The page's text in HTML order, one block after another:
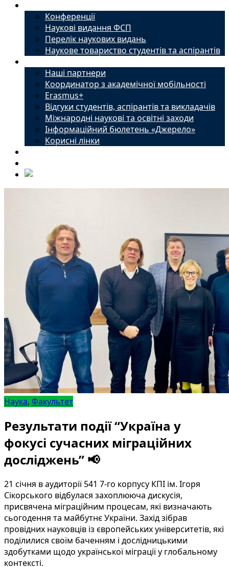
Конференції
Наукові видання ФСП
Перелік наукових видань
Наукове товариство студентів та аспірантів
Наші партнери
Координатор з академічної мобільності
Erasmus+
Відгуки студентів, аспірантів та викладачів
Міжнародні наукові та освітні заходи
Інформаційний бюлетень «Джерело»
Корисні лінки
Наука, Факультет
Результати події “Україна у
фокусі сучасних міграційних
досліджень” 📢
21 січня в аудиторії 541 7-го корпусу КПІ ім. Ігоря
Сікорського відбулася захоплююча дискусія,
присвячена міграційним процесам, які визначають
сьогодення та майбутнє України. Захід зібрав
провідних науковців із європейських університетів, які
поділилися своїм баченням і дослідницькими
здобутками щодо української міграції у глобальному
контексті.